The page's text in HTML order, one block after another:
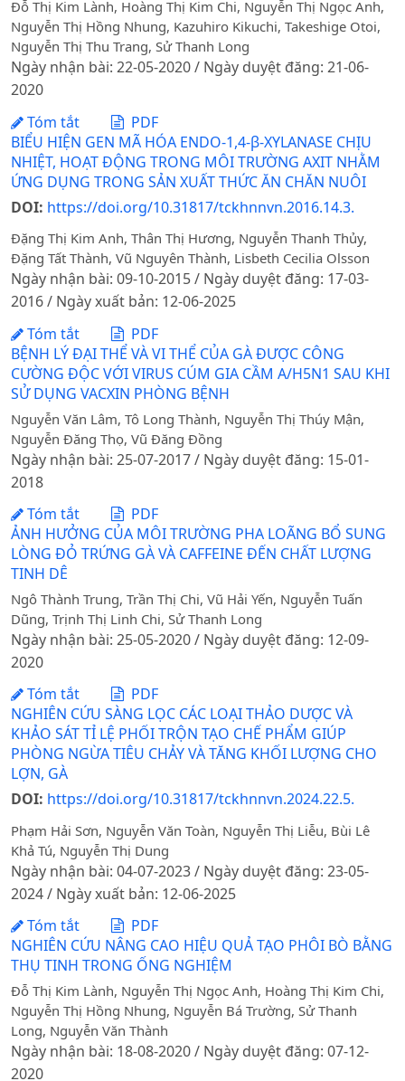
Đỗ Thị Kim Lành, Hoàng Thị Kim Chi, Nguyễn Thị Ngọc Anh,
Nguyễn Thị Hồng Nhung, Kazuhiro Kikuchi, Takeshige Otoi,
Nguyễn Thị Thu Trang, Sử Thanh Long
Ngày nhận bài: 22-05-2020 / Ngày duyệt đăng: 21-06-
2020
Tóm tắt
PDF
BIỂU HIỆN GEN MÃ HÓA ENDO-1,4-β-XYLANASE CHỊU
NHIỆT, HOẠT ĐỘNG TRONG MÔI TRƯỜNG AXIT NHẰM
ỨNG DỤNG TRONG SẢN XUẤT THỨC ĂN CHĂN NUÔI
DOI: https://doi.org/10.31817/tckhnnvn.2016.14.3.
Đặng Thị Kim Anh, Thân Thị Hương, Nguyễn Thanh Thủy,
Đặng Tất Thành, Vũ Nguyên Thành, Lisbeth Cecilia Olsson
Ngày nhận bài: 09-10-2015 / Ngày duyệt đăng: 17-03-
2016 / Ngày xuất bản: 12-06-2025
Tóm tắt
PDF
BỆNH LÝ ĐẠI THỂ VÀ VI THỂ CỦA GÀ ĐƯỢC CÔNG
CƯỜNG ĐỘC VỚI VIRUS CÚM GIA CẦM A/H5N1 SAU KHI
SỬ DỤNG VACXIN PHÒNG BỆNH
Nguyễn Văn Lâm, Tô Long Thành, Nguyễn Thị Thúy Mận,
Nguyễn Đăng Thọ, Vũ Đăng Đồng
Ngày nhận bài: 25-07-2017 / Ngày duyệt đăng: 15-01-
2018
Tóm tắt
PDF
ẢNH HƯỞNG CỦA MÔI TRƯỜNG PHA LOÃNG BỔ SUNG
LÒNG ĐỎ TRỨNG GÀ VÀ CAFFEINE ĐẾN CHẤT LƯỢNG
TINH DÊ
Ngô Thành Trung, Trần Thị Chi, Vũ Hải Yến, Nguyễn Tuấn
Dũng, Trịnh Thị Linh Chi, Sử Thanh Long
Ngày nhận bài: 25-05-2020 / Ngày duyệt đăng: 12-09-
2020
Tóm tắt
PDF
NGHIÊN CỨU SÀNG LỌC CÁC LOẠI THẢO DƯỢC VÀ
KHẢO SÁT TỈ LỆ PHỐI TRỘN TẠO CHẾ PHẨM GIÚP
PHÒNG NGỪA TIÊU CHẢY VÀ TĂNG KHỐI LƯỢNG CHO
LỢN, GÀ
DOI: https://doi.org/10.31817/tckhnnvn.2024.22.5.
Phạm Hải Sơn, Nguyễn Văn Toàn, Nguyễn Thị Liễu, Bùi Lê
Khả Tú, Nguyễn Thị Dung
Ngày nhận bài: 04-07-2023 / Ngày duyệt đăng: 23-05-
2024 / Ngày xuất bản: 12-06-2025
Tóm tắt
PDF
NGHIÊN CỨU NÂNG CAO HIỆU QUẢ TẠO PHÔI BÒ BẰNG
THỤ TINH TRONG ỐNG NGHIỆM
Đỗ Thị Kim Lành, Nguyễn Thị Ngọc Anh, Hoàng Thị Kim Chi,
Nguyễn Thị Hồng Nhung, Nguyễn Bá Trường, Sử Thanh
Long, Nguyễn Văn Thành
Ngày nhận bài: 18-08-2020 / Ngày duyệt đăng: 07-12-
2020